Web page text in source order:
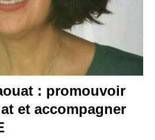
: promouvoir
et accompagner